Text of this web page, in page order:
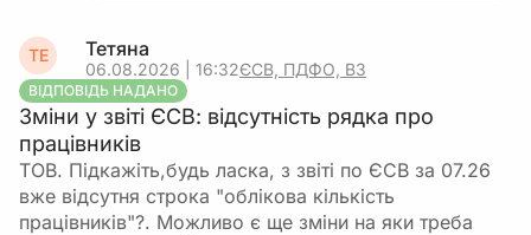
ТЕ Тетяна
06.08.2026 | 16:32ЄСВ, ПДФО, ВЗ
ВІДПОВІДЬ НАДАНО
Зміни у звіті ЄСВ: відсутність рядка про
працівників
ТОВ. Підкажіть,будь ласка, з звіті по ЄСВ за 07.26
вже відсутня строка "облікова кількість
працівників"?. Можливо є ще зміни на яки треба